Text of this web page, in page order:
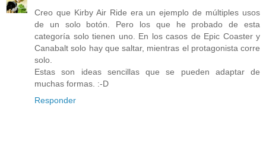
Creo que Kirby Air Ride era un ejemplo de múltiples usos
de un solo botón. Pero los que he probado de esta
categoría solo tienen uno. En los casos de Epic Coaster y
Canabalt solo hay que saltar, mientras el protagonista corre
solo.
Estas son ideas sencillas que se pueden adaptar de
muchas formas. :-D
Responder